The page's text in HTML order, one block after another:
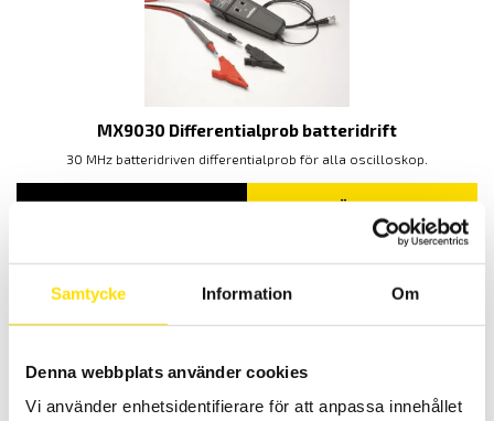
Samtycke Information Om
Denna webbplats använder cookies
Vi använder enhetsidentifierare för att anpassa innehållet
MX9030 Differentialprob batteridrift
30 MHz batteridriven differentialprob för alla oscilloskop.
5,365.00KR LÄS MER